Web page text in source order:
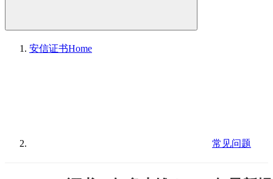
安信证书Home
常见问题